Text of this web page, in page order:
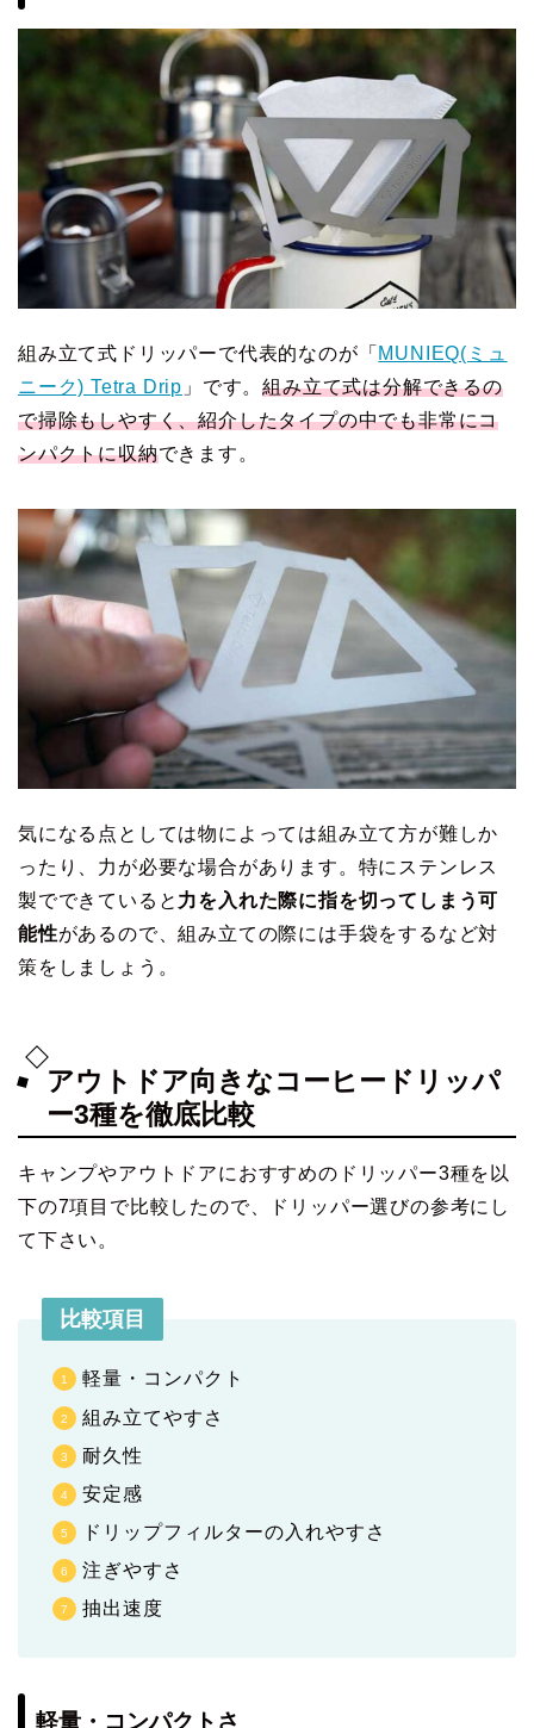
組み立て式ドリッパーで代表的なのが「 MUNIEQ(ミュ
ニーク) Tetra Drip 」です。組み立て式は分解できるの
で掃除もしやすく、紹介したタイプの中でも非常にコ
ンパクトに収納できます。
気になる点としては物によっては組み立て方が難しか
ったり、力が必要な場合があります。特にステンレス
製でできていると 力を入れた際に指を切ってしまう可
能性があるので、組み立ての際には手袋をするなど対
策をしましょう。
アウトドア向きなコーヒードリッパ
ー3種を徹底比較
キャンプやアウトドアにおすすめのドリッパー3種を以
下の7項目で比較したので、ドリッパー選びの参考にし
て下さい。
比較項目
軽量・コンパクト
組み立てやすさ
耐久性
安定感
ドリップフィルターの入れやすさ
注ぎやすさ
抽出速度
軽量・コンパクトさ